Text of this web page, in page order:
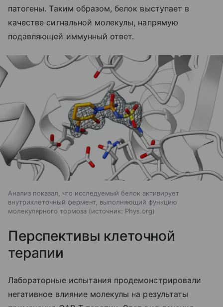
патогены. Таким образом, белок выступает в
качестве сигнальной молекулы, напрямую
подавляющей иммунный ответ.
Анализ показал, что исследуемый белок активирует
внутриклеточный фермент, выполняющий функцию
молекулярного тормоза
источник: Phys.org
Перспективы клеточной
терапии
Лабораторные испытания продемонстрировали
негативное влияние молекулы на результаты